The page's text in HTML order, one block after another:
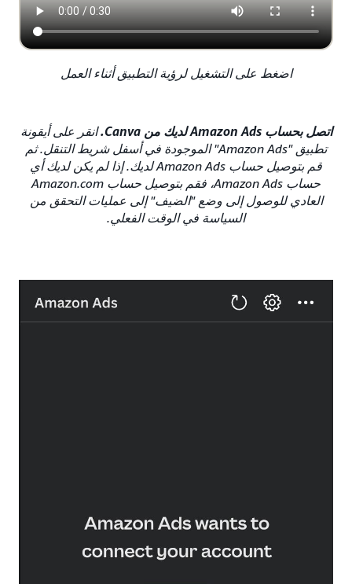
اضغط على التشغيل لرؤية التطبيق أثناء العمل
اتصل بحساب Amazon Ads لديك من Canva.
انقر على أيقونة
تطبيق "Amazon Ads" الموجودة في أسفل شريط التنقل. ثم
قم بتوصيل حساب Amazon Ads لديك. إذا لم يكن لديك أي
حساب Amazon Ads، فقم بتوصيل حساب Amazon.com
العادي للوصول إلى وضع "الضيف" إلى عمليات التحقق من
السياسة في الوقت الفعلي.